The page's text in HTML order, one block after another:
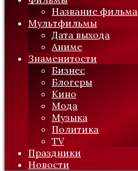
Название фильма
Мультфильмы
Дата выхода
Аниме
Знаменитости
Бизнес
Блогеры
Кино
Мода
Музыка
Политика
TV
Праздники
Новости